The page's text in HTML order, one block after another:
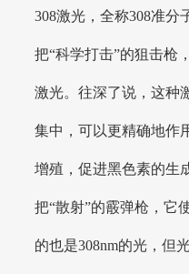
308激光，全称308准分
把“科学打击”的狙击枪
激光。往深了说，这种
集中，可以更精确地作
增殖，促进黑色素的生
把“散射”的霰弹枪，它
的也是308nm的光，但